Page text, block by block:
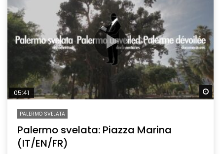
05:41
PALERMO SVELATA
Palermo svelata: Piazza Marina
(IT/EN/FR)